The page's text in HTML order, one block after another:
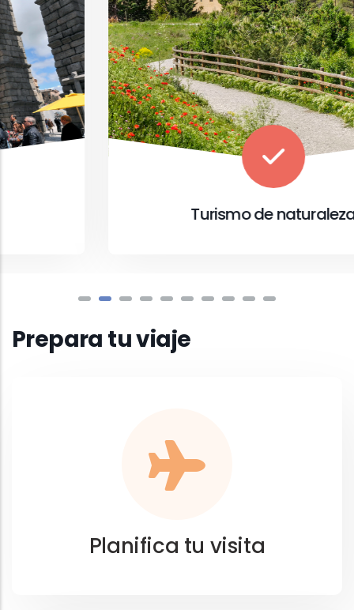
Turismo de naturaleza
Prepara tu viaje
Planifica tu visita